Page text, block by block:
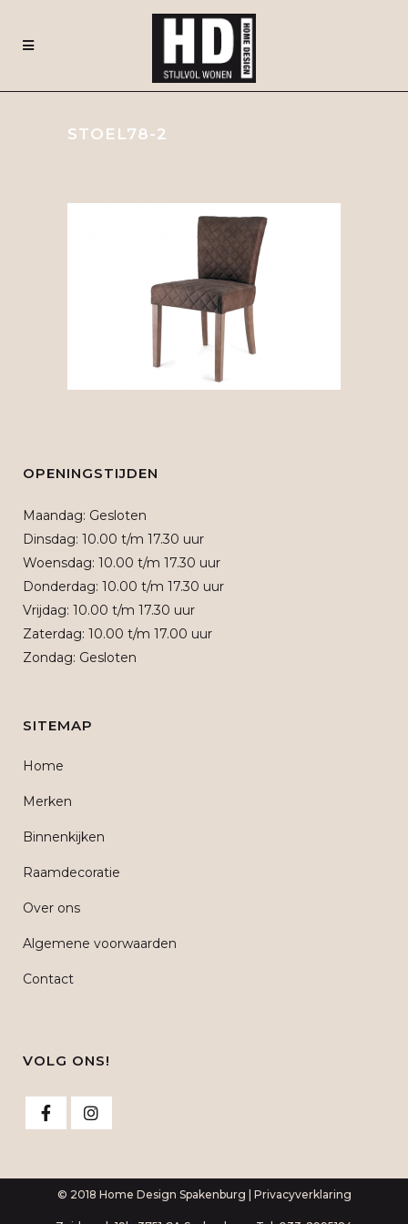
STOEL78-2
OPENINGSTIJDEN
Maandag: Gesloten
Dinsdag: 10.00 t/m 17.30 uur
Woensdag: 10.00 t/m 17.30 uur
Donderdag: 10.00 t/m 17.30 uur
Vrijdag: 10.00 t/m 17.30 uur
Zaterdag: 10.00 t/m 17.00 uur
Zondag: Gesloten
SITEMAP
Home
Merken
Binnenkijken
Raamdecoratie
Over ons
Algemene voorwaarden
Contact
VOLG ONS!
© 2018 Home Design Spakenburg | Privacyverklaring